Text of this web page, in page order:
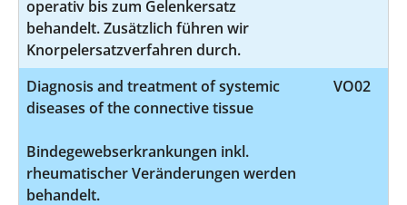
operativ bis zum Gelenkersatz
behandelt. Zusätzlich führen wir
Knorpelersatzverfahren durch.
Diagnosis and treatment of systemic
diseases of the connective tissue
Bindegewebserkrankungen inkl.
rheumatischer Veränderungen werden
behandelt.
VO02